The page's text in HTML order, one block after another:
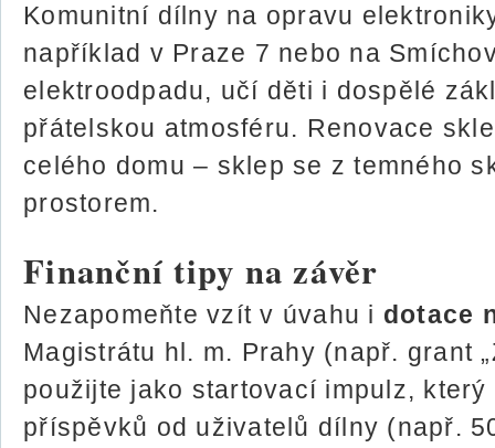
Komunitní dílny na opravu
například v Praze 7 nebo na
elektroodpadu, učí děti i dospělé
přátelskou atmosféru. Renovace
celého domu – sklep se z temného
prostorem.
Finanční tipy na závěr
Nezapomeňte vzít v úvahu i dotace
Magistrátu hl. m. Prahy (např. grant
použijte jako startovací impulz,
příspěvků od uživatelů dílny (např.